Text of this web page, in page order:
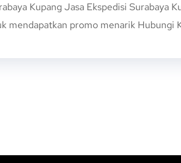
Kupang Jasa Ekspedisi
mendapatkan promo menarik Hubungi